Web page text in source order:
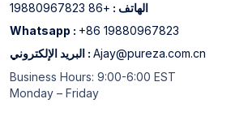
الهاتف : +86 19880967823
Whatsapp : +86 19880967823
البريد الإلكتروني : Ajay@pureza.com.cn
Business Hours: 9:00-6:00 EST
Monday – Friday